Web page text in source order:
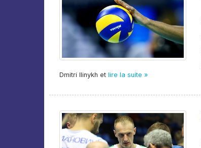
Dmitri Ilinykh et lire la suite »